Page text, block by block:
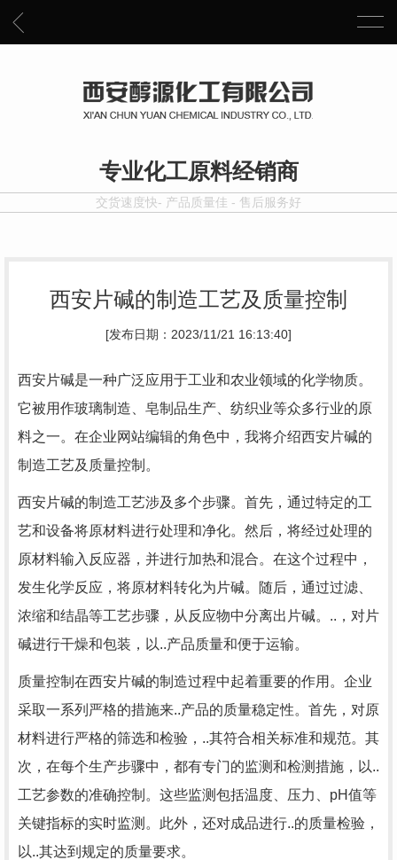
专业化工原料经销商
交货速度快- 产品质量佳 - 售后服务好
西安片碱的制造工艺及质量控制
[发布日期：2023/11/21 16:13:40]
西安片碱是一种广泛应用于工业和农业领域的化学物质。
它被用作玻璃制造、皂制品生产、纺织业等众多行业的原
料之一。在企业网站编辑的角色中，我将介绍西安片碱的
制造工艺及质量控制。
西安片碱的制造工艺涉及多个步骤。首先，通过特定的工
艺和设备将原材料进行处理和净化。然后，将经过处理的
原材料输入反应器，并进行加热和混合。在这个过程中，
发生化学反应，将原材料转化为片碱。随后，通过过滤、
浓缩和结晶等工艺步骤，从反应物中分离出片碱。..，对片
碱进行干燥和包装，以..产品质量和便于运输。
质量控制在西安片碱的制造过程中起着重要的作用。企业
采取一系列严格的措施来..产品的质量稳定性。首先，对原
材料进行严格的筛选和检验，..其符合相关标准和规范。其
次，在每个生产步骤中，都有专门的监测和检测措施，以..
工艺参数的准确控制。这些监测包括温度、压力、pH值等
关键指标的实时监测。此外，还对成品进行..的质量检验，
以..其达到规定的质量要求。